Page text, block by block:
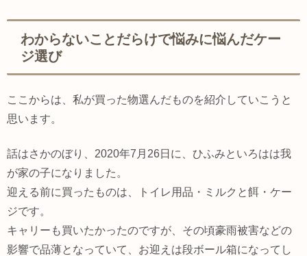
わからないことだらけで悩みに悩んだケー
ジ選び
ここからは、私が買った物選んだものを紹介していこうと
思います。
話はさかのぼり、2020年7月26日に、ひふみといろはは我
が家の子になりました。
迎える前に買ったものは、トイレ用品・ミルクと餌・ケー
ジです。
キャリーも買いたかったのですが、その頃豪雨被害などの
影響で品薄となっていて、お迎えは段ボール箱になってし